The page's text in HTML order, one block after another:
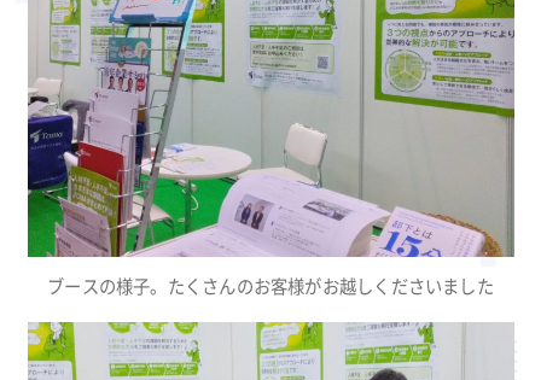
ブースの様子。たくさんのお客様がお越しくださいました